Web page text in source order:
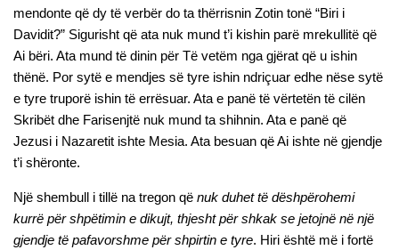
mendonte që dy të verbër do ta thërrisnin Zotin tonë “Biri i
Davidit?” Sigurisht që ata nuk mund t’i kishin parë mrekullitë që
Ai bëri. Ata mund të dinin për Të vetëm nga gjërat që u ishin
thënë. Por sytë e mendjes së tyre ishin ndriçuar edhe nëse sytë
e tyre truporë ishin të errësuar. Ata e panë të vërtetën të cilën
Skribët dhe Farisenjtë nuk mund ta shihnin. Ata e panë që
Jezusi i Nazaretit ishte Mesia. Ata besuan që Ai ishte në gjendje
t’i shëronte.
Një shembull i tillë na tregon që nuk duhet të dëshpërohemi
kurrë për shpëtimin e dikujt, thjesht për shkak se jetojnë në një
gjendje të pafavorshme për shpirtin e tyre. Hiri është më i fortë